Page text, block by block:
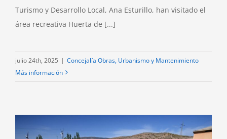
Turismo y Desarrollo Local, Ana Esturillo, han visitado el
área recreativa Huerta de [...]
julio 24th, 2025 | Concejalía Obras, Urbanismo y Mantenimiento
Más información